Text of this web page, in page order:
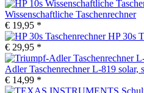
Wissenschaftliche Taschenrechner
€ 19,95 *
HP 30s
€ 29,95 *
Adler Taschenrechner L-819 solar,
€ 14,99 *